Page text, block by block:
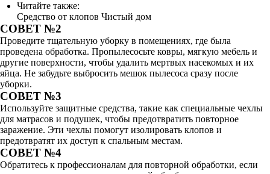
Читайте также:
Средство от клопов Чистый дом
СОВЕТ №2
Проведите тщательную уборку в помещениях, где была
проведена обработка. Пропылесосьте ковры, мягкую мебель и
другие поверхности, чтобы удалить мертвых насекомых и их
яйца. Не забудьте выбросить мешок пылесоса сразу после
уборки.
СОВЕТ №3
Используйте защитные средства, такие как специальные чехлы
для матрасов и подушек, чтобы предотвратить повторное
заражение. Эти чехлы помогут изолировать клопов и
предотвратят их доступ к спальным местам.
СОВЕТ №4
Обратитесь к профессионалам для повторной обработки, если